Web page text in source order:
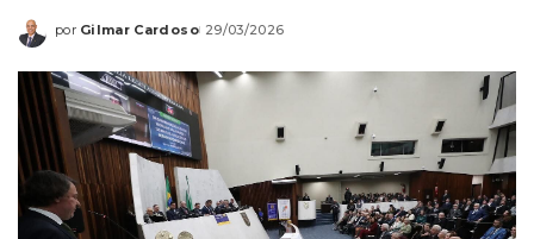
por Gilmar Cardoso 29/03/2026